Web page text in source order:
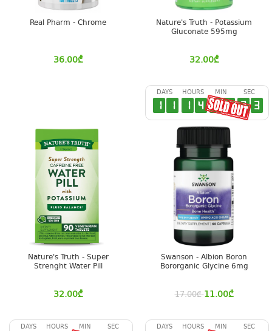
Real Pharm - Chrome
36.00₾
Nature's Truth - Potassium
Gluconate 595mg
32.00₾
Nature's Truth - Super
Strenght Water Pill
32.00₾
DAYS
1 1
HOURS
1 4
MIN
3 4
SEC
3 2
Swanson - Albion Boron
Bororganic Glycine 6mg
17.00₾ 11.00₾
DAYS HOURS MIN SEC DAYS HOURS MIN SEC